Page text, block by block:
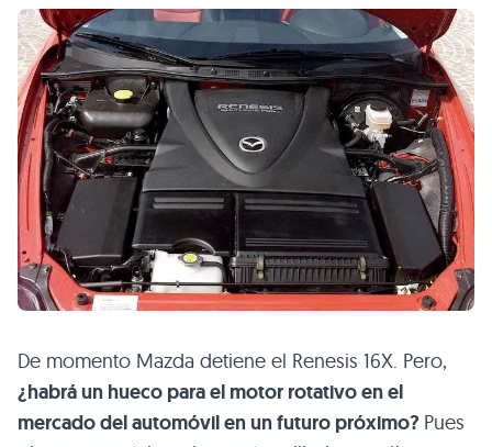
De momento Mazda detiene el Renesis 16X. Pero,
¿habrá un hueco para el motor rotativo en el
mercado del automóvil en un futuro próximo? Pues